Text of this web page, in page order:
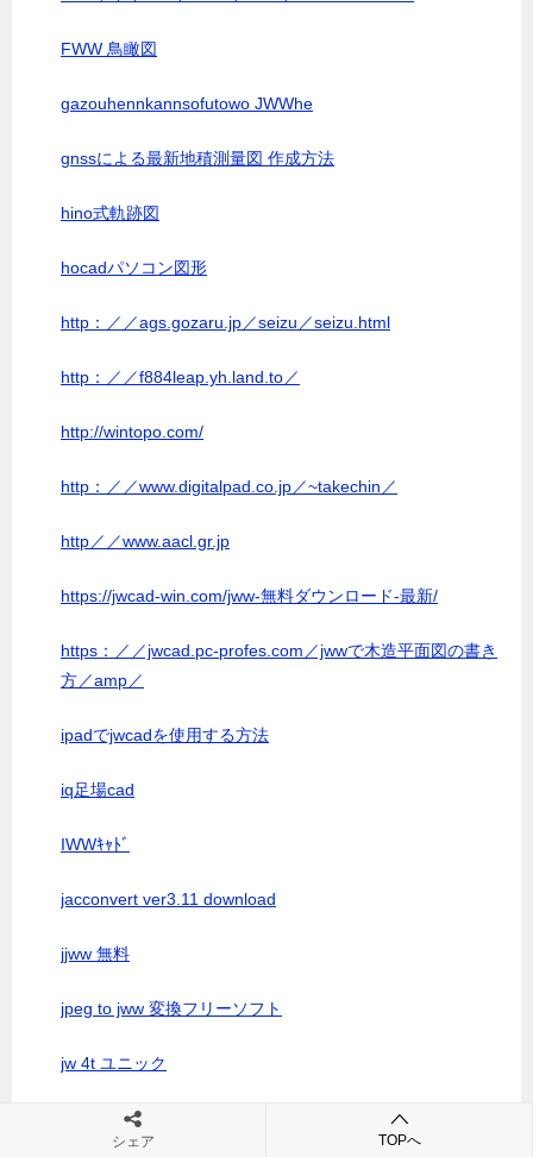
FWW 鳥瞰図
gazouhennkannsofutowo JWWhe
gnssによる最新地積測量図 作成方法
hino式軌跡図
hocadパソコン図形
http：／／ags.gozaru.jp／seizu／seizu.html
http：／／f884leap.yh.land.to／
http://wintopo.com/
http：／／www.digitalpad.co.jp／~takechin／
http／／www.aacl.gr.jp
https://jwcad-win.com/jww-無料ダウンロード-最新/
https：／／jwcad.pc-profes.com／jwwで木造平面図の書き
方／amp／
ipadでjwcadを使用する方法
iq足場cad
IWWｷｬﾄﾞ
jacconvert ver3.11 download
jjww 無料
jpeg to jww 変換フリーソフト
jw 4t ユニック
jw 7.11 ダウンロード
シェア TOPへ